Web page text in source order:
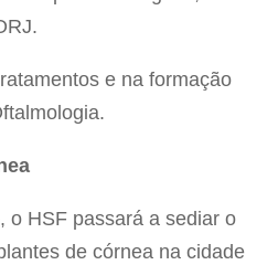
e na formação
o HSF passará a sediar o
de córnea na cidade